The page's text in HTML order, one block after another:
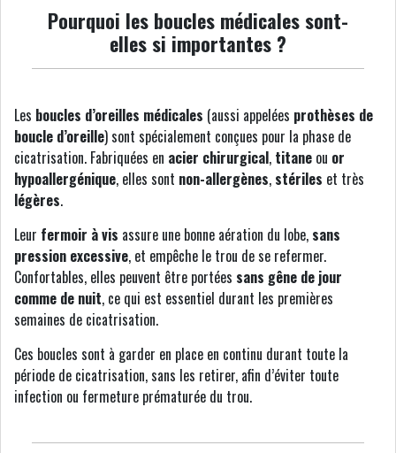
Pourquoi les boucles médicales sont-
elles si importantes ?
Les boucles d’oreilles médicales (aussi appelées prothèses de
boucle d’oreille) sont spécialement conçues pour la phase de
cicatrisation. Fabriquées en acier chirurgical, titane ou or
hypoallergénique, elles sont non-allergènes, stériles et très
légères.
Leur fermoir à vis assure une bonne aération du lobe, sans
pression excessive, et empêche le trou de se refermer.
Confortables, elles peuvent être portées sans gêne de jour
comme de nuit, ce qui est essentiel durant les premières
semaines de cicatrisation.
Ces boucles sont à garder en place en continu durant toute la
période de cicatrisation, sans les retirer, afin d’éviter toute
infection ou fermeture prématurée du trou.